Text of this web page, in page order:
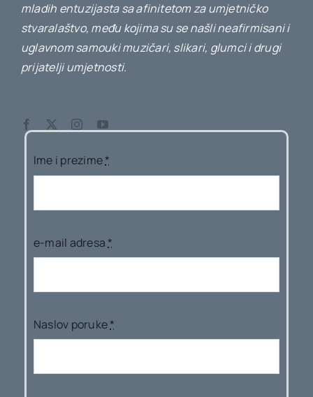
mladih entuzijasta sa afinitetom za umjetničko
stvaralaštvo, među kojima su se našli neafirmisani i
uglavnom samouki muzičari, slikari, glumci i drugi
prijatelji umjetnosti.
Ime i prezime*
e-mail adresa*
Naslov poruke*